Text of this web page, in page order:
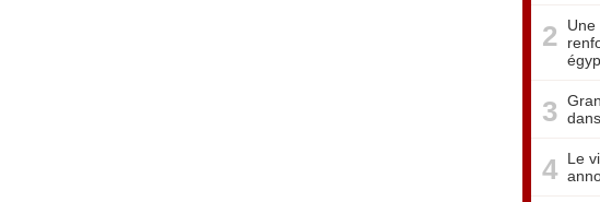
2
Une
3
4
Le